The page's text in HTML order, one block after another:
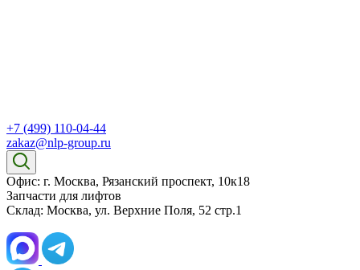
+7 (499) 110-04-44
zakaz@nlp-group.ru
Офис: г. Москва, Рязанский проспект, 10к18
Запчасти для лифтов
Склад: Москва, ул. Верхние Поля, 52 стр.1